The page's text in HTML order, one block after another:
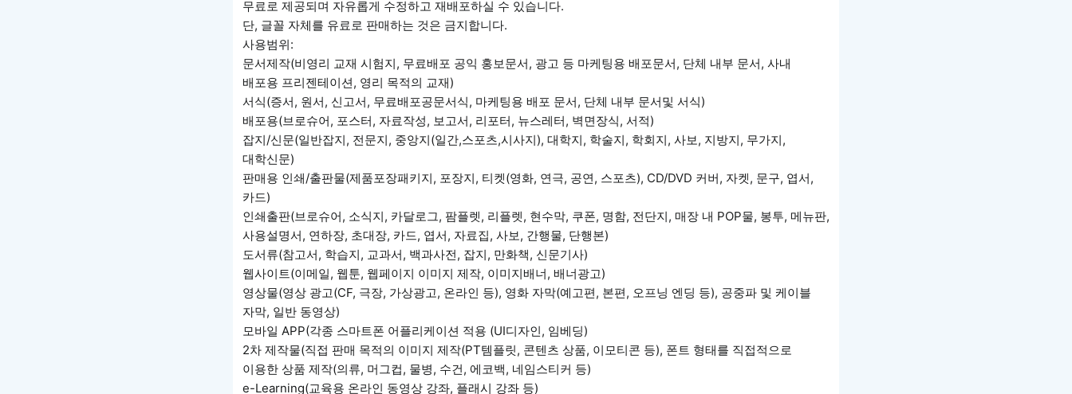
무료로 제공되며 자유롭게 수정하고 재배포하실 수 있습니다.
단, 글꼴 자체를 유료로 판매하는 것은 금지합니다.
사용범위:
문서제작(비영리 교재 시험지, 무료배포 공익 홍보문서, 광고 등 마케팅용 배포문서, 단체 내부 문서, 사내
배포용 프리젠테이션, 영리 목적의 교재)
서식(증서, 원서, 신고서, 무료배포공문서식, 마케팅용 배포 문서, 단체 내부 문서및 서식)
배포용(브로슈어, 포스터, 자료작성, 보고서, 리포터, 뉴스레터, 벽면장식, 서적)
잡지/신문(일반잡지, 전문지, 중앙지(일간,스포츠,시사지), 대학지, 학술지, 학회지, 사보, 지방지, 무가지,
대학신문)
판매용 인쇄/출판물(제품포장패키지, 포장지, 티켓(영화, 연극, 공연, 스포츠), CD/DVD 커버, 자켓, 문구, 엽서,
카드)
인쇄출판(브로슈어, 소식지, 카달로그, 팜플렛, 리플렛, 현수막, 쿠폰, 명함, 전단지, 매장 내 POP물, 봉투, 메뉴판,
사용설명서, 연하장, 초대장, 카드, 엽서, 자료집, 사보, 간행물, 단행본)
도서류(참고서, 학습지, 교과서, 백과사전, 잡지, 만화책, 신문기사)
웹사이트(이메일, 웹툰, 웹페이지 이미지 제작, 이미지배너, 배너광고)
영상물(영상 광고(CF, 극장, 가상광고, 온라인 등), 영화 자막(예고편, 본편, 오프닝 엔딩 등), 공중파 및 케이블
자막, 일반 동영상)
모바일 APP(각종 스마트폰 어플리케이션 적용 (UI디자인, 임베딩)
2차 제작물(직접 판매 목적의 이미지 제작(PT템플릿, 콘텐츠 상품, 이모티콘 등), 폰트 형태를 직접적으로
이용한 상품 제작(의류, 머그컵, 물병, 수건, 에코백, 네임스티커 등)
e-Learning(교육용 온라인 동영상 강좌, 플래시 강좌 등)